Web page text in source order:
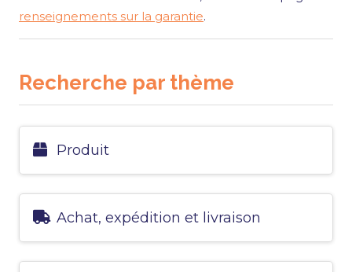
renseignements sur la garantie.
Recherche par thème
Produit
Achat, expédition et livraison